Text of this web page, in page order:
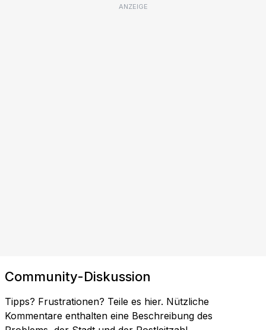
ANZEIGE
Community-Diskussion
Tipps? Frustrationen? Teile es hier. Nützliche
Kommentare enthalten eine Beschreibung des